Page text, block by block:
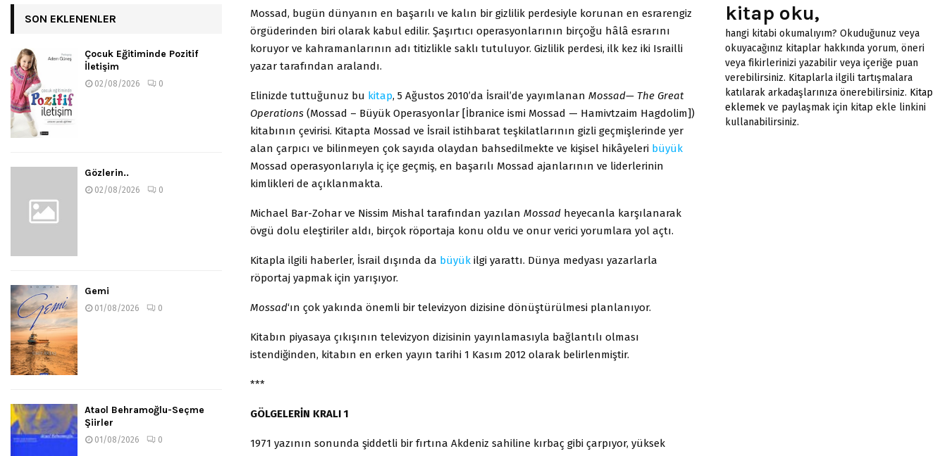
Mossad, bugün dünyanın en başarılı ve kalın bir gizlilik perdesiyle korunan en esrarengiz
örgüderinden biri olarak kabul edilir. Şaşırtıcı operasyonlarının birçoğu hâlâ esrarını
koruyor ve kahramanlarının adı titizlikle saklı tutuluyor. Giz­lilik perdesi, ilk kez iki Israilli
yazar tarafından aralandı.
Elinizde tuttuğunuz bu kitap, 5 Ağustos 2010’da İsra­il’de yayımlanan Mossad— The Great
Operations (Mossad – Büyük Operasyonlar [İbranice ismi Mossad — Hamivtzaim Hagdolim])
kitabının çevirisi. Kitapta Mossad ve İsrail is­tihbarat teşkilatlarının gizli geçmişlerinde yer
alan çarpıcı ve bilinmeyen çok sayıda olaydan bahsedilmekte ve kişisel hikâyeleri büyük
Mossad operasyonlarıyla iç içe geçmiş, en başarılı Mossad ajanlarının ve liderlerinin
kimlikleri de açıklanmakta.
Michael Bar-Zohar ve Nissim Mishal tarafından yazılan Mossad heyecanla karşılanarak
övgü dolu eleştiriler aldı, birçok röportaja konu oldu ve onur verici yorumlara yol açtı.
Kitapla ilgili haberler, İsrail dışında da büyük ilgi yarattı. Dünya medyası yazarlarla
röportaj yapmak için yarışıyor.
Mossad‘ın çok yakında önemli bir televizyon dizisine dö­nüştürülmesi planlanıyor.
Kitabın piyasaya çıkışının televizyon dizisinin yayınlama­sıyla bağlantılı olması
istendiğinden, kitabın en erken yayın tarihi 1 Kasım 2012 olarak belirlenmiştir.
***
GÖLGELERİN KRALI 1
1971 yazının sonunda şiddetli bir fırtına Akdeniz sahiline kırbaç gibi çarpıyor, yüksek
SON EKLENENLER
Çocuk Eğitiminde Pozitif
İletişim
02/08/2026 0
Gözlerin..
02/08/2026 0
Gemi
01/08/2026 0
Ataol Behramoğlu-Seçme
Şiirler
01/08/2026 0
kitap oku,
hangi kitabi okumalıyım? Okuduğunuz veya
okuyacağınız kitaplar hakkında yorum, öneri
veya fikirlerinizi yazabilir veya içeriğe puan
verebilirsiniz. Kitaplarla ilgili tartışmalara
katılarak arkadaşlarınıza önerebilirsiniz. Kitap
eklemek ve paylaşmak için kitap ekle linkini
kullanabilirsiniz.